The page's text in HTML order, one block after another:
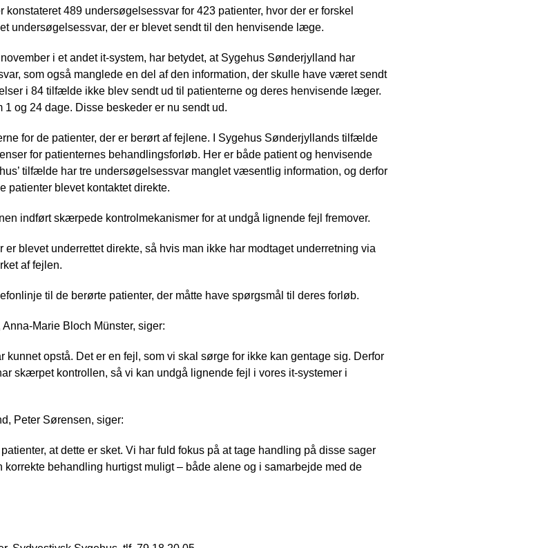
konstateret 489 undersøgelsessvar for 423 patienter, hvor der er forskel
undersøgelsessvar, der er blevet sendt til den henvisende læge.
i et andet it-system, har betydet, at Sygehus Sønderjylland har
som også manglede en del af den information, der skulle have været sendt
i 84 tilfælde ikke blev sendt ud til patienterne og deres henvisende læger.
og 24 dage. Disse beskeder er nu sendt ud.
for de patienter, der er berørt af fejlene. I Sygehus Sønderjyllands tilfælde
for patienternes behandlingsforløb. Her er både patient og henvisende
tilfælde har tre undersøgelsessvar manglet væsentlig information, og derfor
blevet kontaktet direkte.
indført skærpede kontrolmekanismer for at undgå lignende fejl fremover.
blevet underrettet direkte, så hvis man ikke har modtaget underretning via
af fejlen.
til de berørte patienter, der måtte have spørgsmål til deres forløb.
Marie Bloch Münster, siger:
kunnet opstå. Det er en fejl, som vi skal sørge for ikke kan gentage sig. Derfor
skærpet kontrollen, så vi kan undgå lignende fejl i vores it-systemer i
Peter Sørensen, siger:
at dette er sket. Vi har fuld fokus på at tage handling på disse sager
korrekte behandling hurtigst muligt – både alene og i samarbejde med de